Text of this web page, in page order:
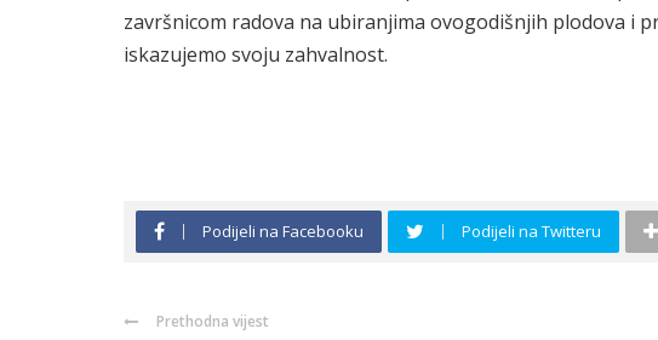
završnicom radova na ubiranjima ovogodišnjih plodova i
iskazujemo svoju zahvalnost.
Podijeli na Facebooku Podijeli na Twitteru
Prethodna vijest